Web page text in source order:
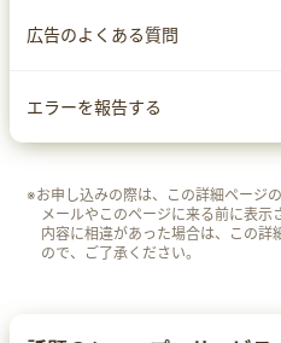
広告のよくある質問
エラーを報告する
※お申し込みの際は、この詳細ページ
メールやこのページに来る前に表
内容に相違があった場合は、この詳
ので、ご了承ください。